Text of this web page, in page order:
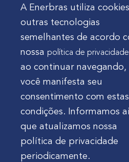
Cliente
Onde comprar produtos
Quero Enerbras na minha loja
Enerbras Materiais Elétricos
Mocelin, nº 81, Ferrari | CEP
A Enerbras utiliza
outras tecnologias
semelhantes de acordo
nossa política de privacidade
ao continuar navegando,
você manifesta seu
consentimento com estas
condições. Informamos
que atualizamos nossa
política de privacidade
periodicamente.